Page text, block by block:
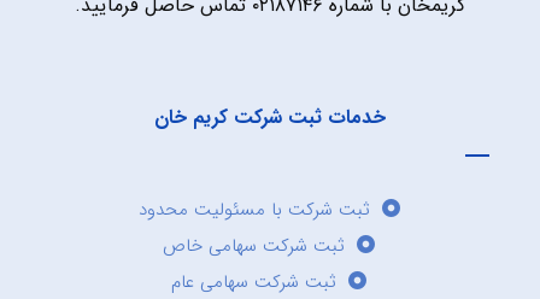
خدمات ثبت شرکت کریم خان
ثبت شرکت با مسئولیت محدود
ثبت شرکت سهامی خاص
ثبت شرکت سهامی عام